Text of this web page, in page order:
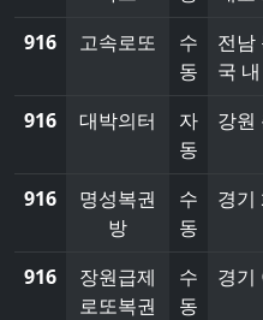
916 고속로또
수
동
전남
국 내
916 대박의터
자
동
강원
916
명성복권
방
수
동
경기
916
장원급제
로또복권
수
동
경기